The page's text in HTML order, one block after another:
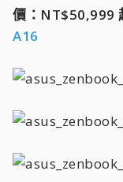
價：NT$50,999
A16